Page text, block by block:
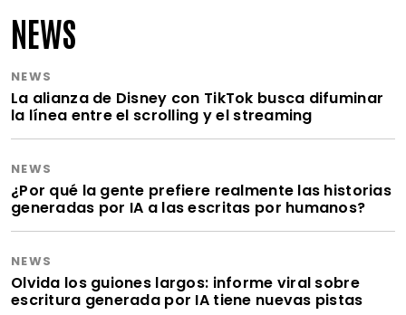
NEWS
NEWS
La alianza de Disney con TikTok busca difuminar
la línea entre el scrolling y el streaming
NEWS
¿Por qué la gente prefiere realmente las historias
generadas por IA a las escritas por humanos?
NEWS
Olvida los guiones largos: informe viral sobre
escritura generada por IA tiene nuevas pistas